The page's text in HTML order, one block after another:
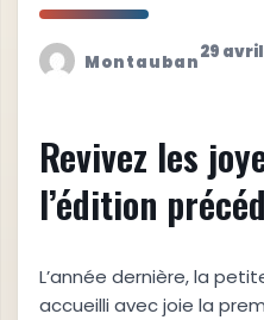
Montauban29
Revivez les
l’édition
L’année dernière, la
accueilli avec joie la